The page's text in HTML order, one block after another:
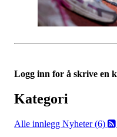
Logg inn for å skrive en
Kategori
Alle innlegg Nyheter (6)